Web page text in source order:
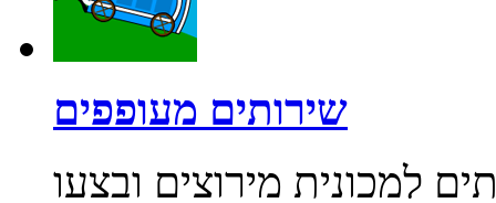
שירותים מעופפים